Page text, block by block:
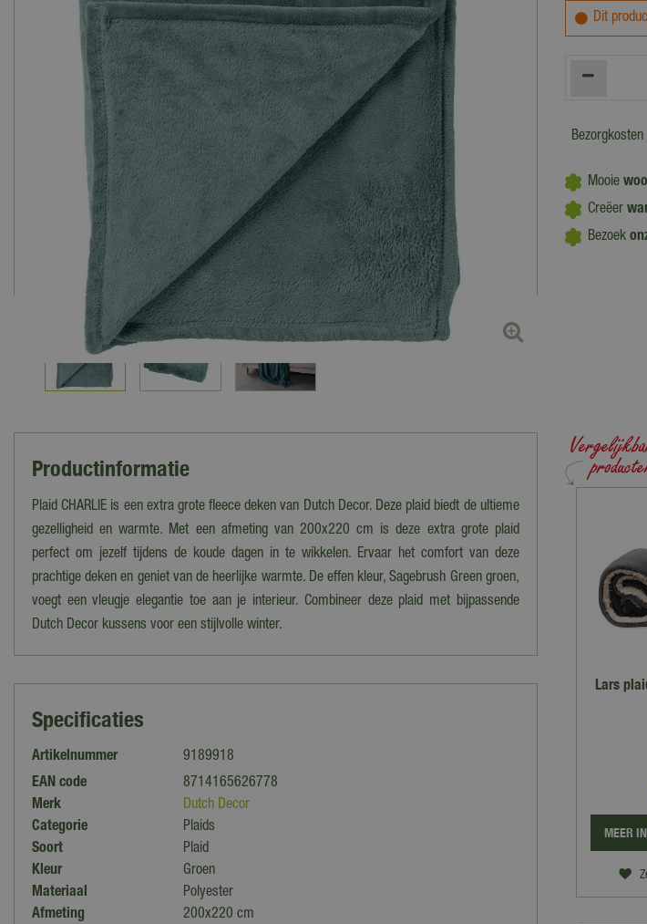
Dit
Bezorgkosten
Mooie
Creëer
Bezoek
Productinformatie
Plaid CHARLIE is een extra grote fleece deken van Dutch Decor. Deze plaid biedt de ultieme
gezelligheid en warmte. Met een afmeting van 200x220 cm is deze extra grote plaid
perfect om jezelf tijdens de koude dagen in te wikkelen. Ervaar het comfort van deze
prachtige deken en geniet van de heerlijke warmte. De effen kleur, Sagebrush Green groen,
voegt een vleugje elegantie toe aan je interieur. Combineer deze plaid met bijpassende
Dutch Decor kussens voor een stijlvolle winter.
Specificaties
Artikelnummer
9189918
EAN code
8714165626778
Merk
Dutch Decor
Categorie
Plaids
Soort
Plaid
Kleur
Groen
Materiaal
Polyester
Afmeting
200x220 cm
Lars
MEER